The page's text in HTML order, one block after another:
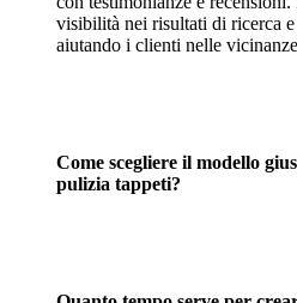
visibilità nei risultati di ricerca
aiutando i clienti nelle
Come scegliere il modello
pulizia tappeti?